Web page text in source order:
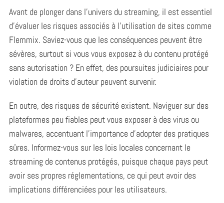
Avant de plonger dans l’univers du streaming, il est essentiel
d’évaluer les risques associés à l’utilisation de sites comme
Flemmix. Saviez-vous que les conséquences peuvent être
sévères, surtout si vous vous exposez à du contenu protégé
sans autorisation ? En effet, des poursuites judiciaires pour
violation de droits d’auteur peuvent survenir.
En outre, des risques de sécurité existent. Naviguer sur des
plateformes peu fiables peut vous exposer à des virus ou
malwares, accentuant l’importance d’adopter des pratiques
sûres. Informez-vous sur les lois locales concernant le
streaming de contenus protégés, puisque chaque pays peut
avoir ses propres réglementations, ce qui peut avoir des
implications différenciées pour les utilisateurs.